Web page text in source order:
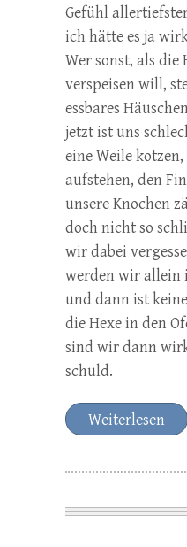
Gefühl
ich hätte es ja
Wer sonst, als die
verspeisen will,
essbares
jetzt ist uns
eine Weile
aufstehen, den
unsere Knochen
doch nicht so
wir dabei
werden wir allein
und dann ist
die Hexe in den
sind wir dann
schuld.
Weiterlesen